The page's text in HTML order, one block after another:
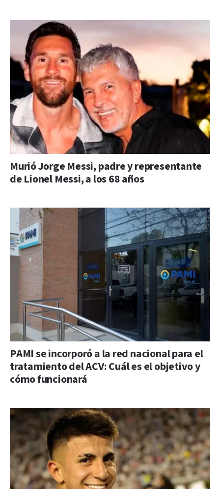
Murió Jorge Messi, padre y representante
de Lionel Messi, a los 68 años
PAMI se incorporó a la red nacional para el
tratamiento del ACV: Cuál es el objetivo y
cómo funcionará